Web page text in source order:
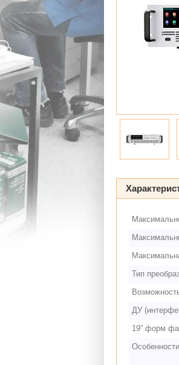
Тип
ДУ
19” форм
Особенности